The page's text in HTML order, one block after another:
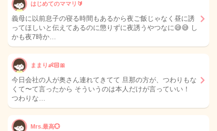
はじめてのママリ🔰
義母に以前息子の寝る時間もあるから夜ご飯じゃなく昼に誘
ってほしいと伝えてあるのに懲りずに夜誘うやつなに😅😅 し
かも夜7時か…
ままり👶🏻🎀
今日会社の人が奥さん連れてきてて 旦那の方が、つわりもな
くて〜て言ったから そういうのは本人だけが言っていい！
つわりな…
Mrs.最高💮